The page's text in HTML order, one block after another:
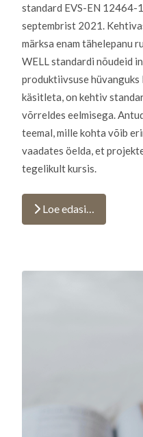
standard EVS-EN 12464-
septembrist 2021.
märksa enam tähelepanu
WELL standardi nõudeid
produktiivsuse
käsitleta, on kehtiv
võrreldes eelmisega.
teemal, mille kohta võib
vaadates öelda, et
tegelikult kursis.
Loe edasi…